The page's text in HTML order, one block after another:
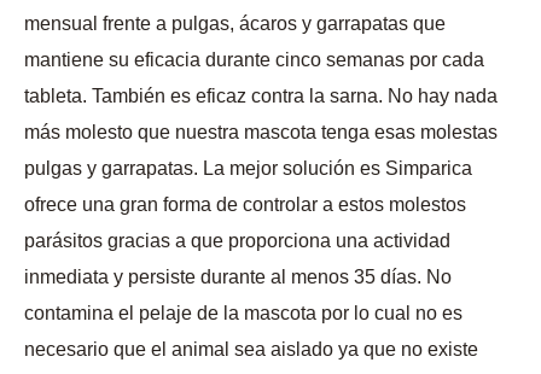
mensual frente a pulgas, ácaros y garrapatas que
mantiene su eficacia durante cinco semanas por cada
tableta. También es eficaz contra la sarna. No hay nada
más molesto que nuestra mascota tenga esas molestas
pulgas y garrapatas. La mejor solución es Simparica
ofrece una gran forma de controlar a estos molestos
parásitos gracias a que proporciona una actividad
inmediata y persiste durante al menos 35 días. No
contamina el pelaje de la mascota por lo cual no es
necesario que el animal sea aislado ya que no existe